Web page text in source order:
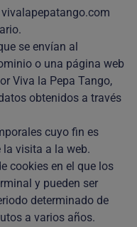
se envían al
o una página web
Viva la Pepa Tango,
obtenidos a través
cuyo fin es
visita a la web.
cookies en el que los
y pueden ser
determinado de
a varios años.